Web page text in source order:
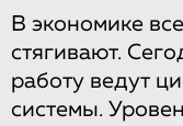
В экономике
стягивают.
работу ведут
системы.